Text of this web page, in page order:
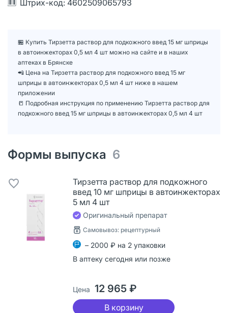
Штрих-код: 4602509065793
🏪 Купить Тирзетта раствор для подкожного введ 15 мг шприцы
в автоинжекторах 0,5 мл 4 шт можно на сайте и в наших
аптеках в Брянске
📲 Цена на Тирзетта раствор для подкожного введ 15 мг
шприцы в автоинжекторах 0,5 мл 4 шт ниже в нашем
приложении
📒 Подробная инструкция по применению Тирзетта раствор для
подкожного введ 15 мг шприцы в автоинжекторах 0,5 мл 4 шт
Формы выпуска 6
Тирзетта раствор для подкожного
введ 10 мг шприцы в автоинжекторах
5 мл 4 шт
Оригинальный препарат
Самовывоз: рецептурный
– 2000 ₽ на 2 упаковки
В аптеку сегодня или позже
Цена 12 965 ₽
В корзину